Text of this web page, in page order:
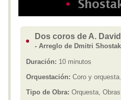
Dos coros de A.
- Arreglo de Dmitri
Duración: 10 minutos
Orquestación: Coro y orquesta.
Tipo de Obra: Orquesta,